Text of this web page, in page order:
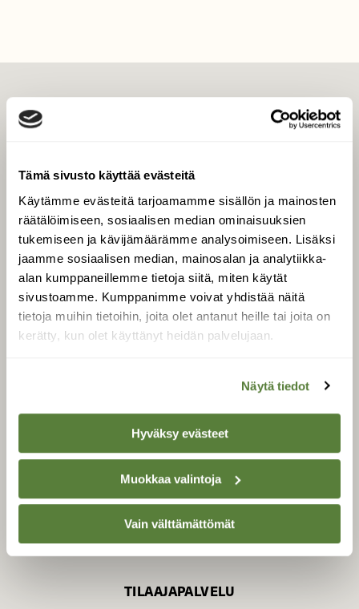
Tämä sivusto käyttää evästeitä
Käytämme evästeitä tarjoamamme sisällön ja mainosten
räätälöimiseen, sosiaalisen median ominaisuuksien
tukemiseen ja kävijämäärämme analysoimiseen. Lisäksi
jaamme sosiaalisen median, mainosalan ja analytiikka-
alan kumppaneillemme tietoja siitä, miten käytät
sivustoamme. Kumppanimme voivat yhdistää näitä
tietoja muihin tietoihin, joita olet antanut heille tai joita on
kerätty, kun olet käyttänyt heidän palvelujaan.
Näytä tiedot
Hyväksy evästeet
Muokkaa valintoja
Vain välttämättömät
Tilaa digilukuoikeus
Äänestä parasta juttua
Tilaa uutiskirje
SUOMEN LUONNON­
SUOJELU­LIITTO
Suomen Luonto -lehden
luonnonsuojelu­liitto.
TILAAJAPALVELU